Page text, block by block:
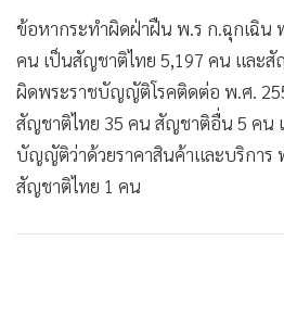
ข้อหากระทำผิดฝ่าฝืน พ.ร ก.ฉุกเฉิน
คน เป็นสัญชาติไทย 5,197 คน เเละ
ผิดพระราชบัญญัติโรคติดต่อ พ.ศ.
สัญชาติไทย 35 คน สัญชาติอื่น 5 คน
บัญญัติว่าด้วยราคาสินค้าและบริการ
สัญชาติไทย 1 คน